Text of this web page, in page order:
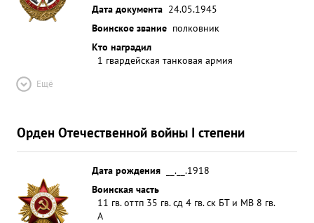
Дата документа 24.05.1945
Воинское звание полковник
Кто наградил
1 гвардейская танковая армия
Ещё
Орден Отечественной войны I степени
Дата рождения
__.__.1918
Воинская часть
11 гв. оттп 35 гв. сд 4 гв. ск БТ и МВ 8 гв.
А